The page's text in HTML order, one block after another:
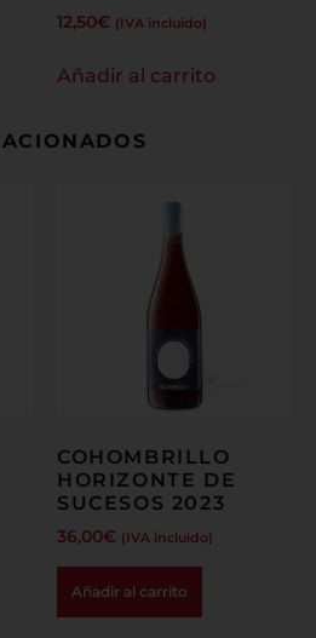
12,50€ (IVA incluido)
Añadir al carrito
COHOMBRILLO
HORIZONTE DE
SUCESOS 2023
36,00€ (IVA incluido)
Añadir al carrito